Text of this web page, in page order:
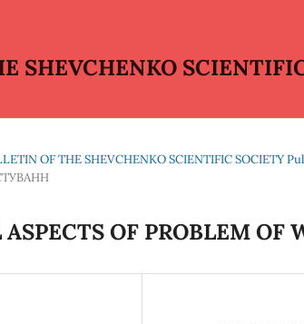
SHEVCHENKO
OF THE SHEVCHENKO SCIENTIFIC SOCIETY
OF PROBLEM OF